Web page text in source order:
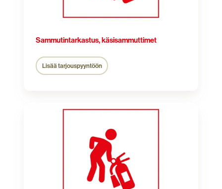
Sammutintarkastus, käsisammuttimet
Lisää tarjouspyyntöön
Sammutintarkastus,